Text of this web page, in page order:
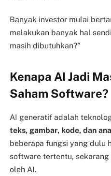
Banyak investor mulai
melakukan banyak hal
masih dibutuhkan?”
Kenapa AI Jadi
Saham Software?
AI generatif adalah
teks, gambar, kode, dan
beberapa fungsi yang dulu
software tertentu,
oleh AI.